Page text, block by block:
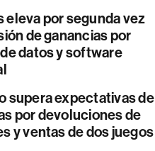
eleva por segunda vez
de ganancias por
datos y software
supera expectativas de
por devoluciones de
y ventas de dos juegos